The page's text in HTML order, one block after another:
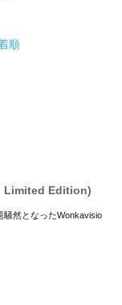
順
Limited Edition)
騒然となったWonkavisio